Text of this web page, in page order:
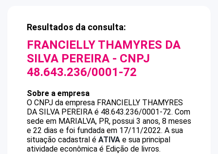
Resultados da consulta:
FRANCIELLY THAMYRES DA
SILVA PEREIRA - CNPJ
48.643.236/0001-72
Sobre a empresa
O CNPJ da empresa FRANCIELLY THAMYRES
DA SILVA PEREIRA é 48.643.236/0001-72. Com
sede em MARIALVA, PR, possui 3 anos, 8 meses
e 22 dias e foi fundada em 17/11/2022. A sua
situação cadastral é ATIVA e sua principal
atividade econômica é Edição de livros.